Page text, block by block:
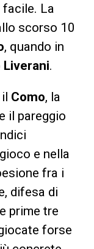
facile. La
scorso 10
, quando in
Liverani.
Como, la
il pareggio
e nella
fra i
difesa di
prime tre
forse